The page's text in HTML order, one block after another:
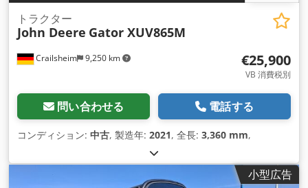
Crailsheim 9,250 km
トラクター
John Deere Gator XUV865M
€25,900
VB 消費税別
問い合わせる 電話する
コンディション: 中古, 製造年: 2021, 全長: 3,360 mm,
小型広告